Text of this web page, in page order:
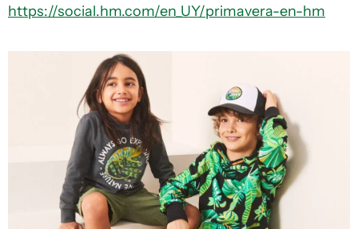
https://social.hm.com/en_UY/primavera-en-hm